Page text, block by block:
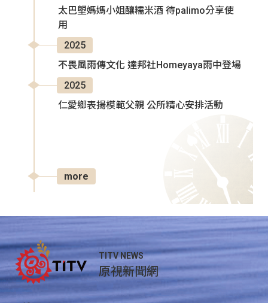
太巴塱媽媽小姐釀糯米酒 待palimo分享使
用
2025
不畏風雨傳文化 達邦社Homeyaya雨中登場
2025
仁愛鄉表揚模範父親 公所精心安排活動
more
TITV NEWS
原視新聞網